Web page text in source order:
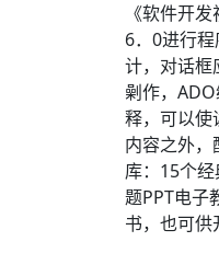
《软件开
6．0进行
计，对话框
劋作，
释，可以使
内容之外
库：15个
题PPT电子
书，也可供